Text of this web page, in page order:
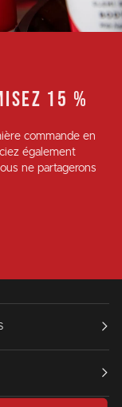
15 %
commande en
également
ne partagerons